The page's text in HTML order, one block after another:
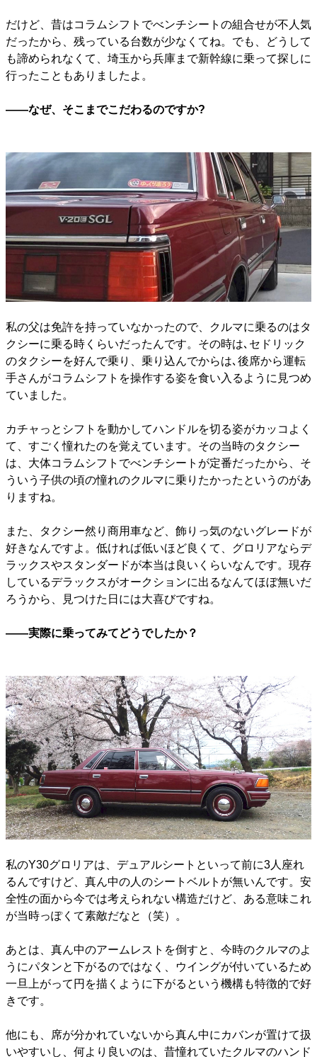
だけど、昔はコラムシフトでべンチシートの組合せが不人気
だったから、残っている台数が少なくてね。でも、どうして
も諦められなくて、埼玉から兵庫まで新幹線に乗って探しに
行ったこともありましたよ。
――なぜ、そこまでこだわるのですか?
私の父は免許を持っていなかったので、クルマに乗るのはタ
クシーに乗る時くらいだったんです。その時は､セドリック
のタクシーを好んで乗り、乗り込んでからは､後席から運転
手さんがコラムシフトを操作する姿を食い入るように見つめ
ていました。
カチャっとシフトを動かしてハンドルを切る姿がカッコよく
て、すごく憧れたのを覚えています。その当時のタクシー
は、大体コラムシフトでべンチシートが定番だったから、そ
ういう子供の頃の憧れのクルマに乗りたかったというのがあ
りますね。
また、タクシー然り商用車など、飾りっ気のないグレードが
好きなんですよ。低ければ低いほど良くて、グロリアならデ
ラックスやスタンダードが本当は良いくらいなんです。現存
しているデラックスがオークションに出るなんてほぼ無いだ
ろうから、見つけた日には大喜びですね。
――実際に乗ってみてどうでしたか？
私のY30グロリアは、デュアルシートといって前に3人座れ
るんですけど、真ん中の人のシートベルトが無いんです。安
全性の面から今では考えられない構造だけど、ある意味これ
が当時っぽくて素敵だなと（笑）。
あとは、真ん中のアームレストを倒すと、今時のクルマのよ
うにパタンと下がるのではなく、ウイングが付いているため
一旦上がって円を描くように下がるという機構も特徴的で好
きです。
他にも、席が分かれていないから真ん中にカバンが置けて扱
いやすいし、何より良いのは、昔憧れていたクルマのハンド